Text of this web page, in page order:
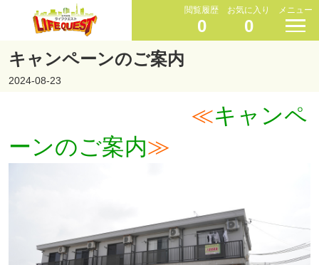
閲覧履歴
0
お気に入り
0
メニュー
キャンペーンのご案内
2024-08-23
≪キャンペ
ーンのご案内≫